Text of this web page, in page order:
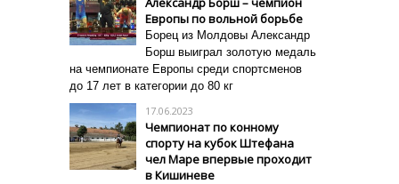
Европы по вольной борьбе
Борец из Молдовы Александр
Борш выиграл золотую медаль
на чемпионате Европы среди спортсменов
до 17 лет в категории до 80 кг
17.06.2023
Чемпионат по конному
спорту на кубок Штефана
чел Маре впервые проходит
в Кишиневе